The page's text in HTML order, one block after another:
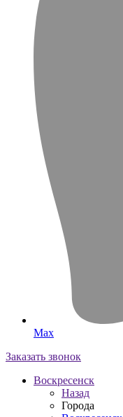
Max
Заказать звонок
Воскресенск
Назад
Города